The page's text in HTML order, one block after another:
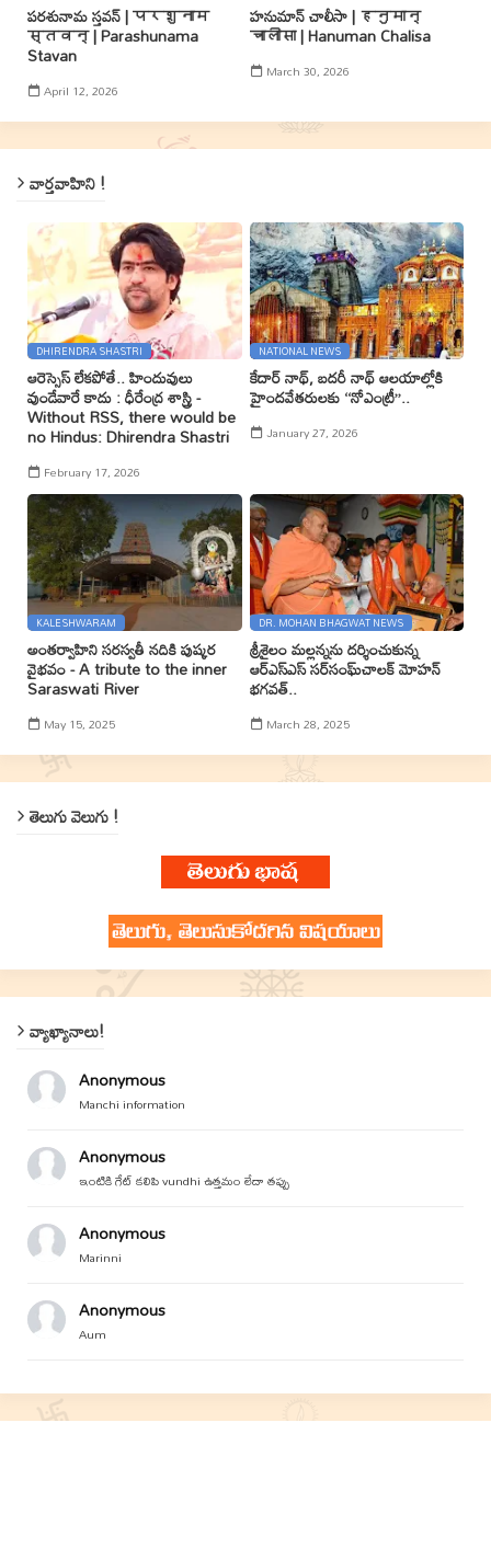
పరశునామ స్తవన్ | परशुनाम
स्तवन् | Parashunama
Stavan
April 12, 2026
హనుమాన్ చాలీసా | हनुमान्
चालीसा | Hanuman Chalisa
March 30, 2026
వార్తవాహిని !
DHIRENDRA SHASTRI
ఆరెస్సెస్ లేకపోతే.. హిందువులు
వుండేవారే కాదు : ధీరేంద్ర శాస్త్రి -
Without RSS, there would be
no Hindus: Dhirendra Shastri
February 17, 2026
NATIONAL NEWS
కేదార్ నాథ్, బదరీ నాథ్ ఆలయాల్లోకి
హైందవేతరులకు ‘‘నోఎంట్రీ’’..
January 27, 2026
KALESHWARAM
అంతర్వాహిని సరస్వతీ నదికి పుష్కర
వైభవం - A tribute to the inner
Saraswati River
May 15, 2025
DR. MOHAN BHAGWAT NEWS
శ్రీశైలం మల్లన్నను దర్శించుకున్న
ఆర్ఎస్ఎస్ సర్‌సంఘ్‌చాలక్ మోహన్
భగవత్..
March 28, 2025
తెలుగు వెలుగు !
వ్యాఖ్యానాలు!
Anonymous
Manchi information
Anonymous
ఇంటికి గేట్ కలిపి vundhi ఉత్తమం లేదా తప్పు
Anonymous
Marinni
Anonymous
Aum